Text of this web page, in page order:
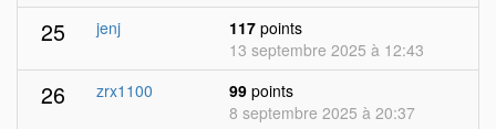
25 jenj 117 points
13 septembre 2025 à 12:43
26 zrx1100 99 points
8 septembre 2025 à 20:37